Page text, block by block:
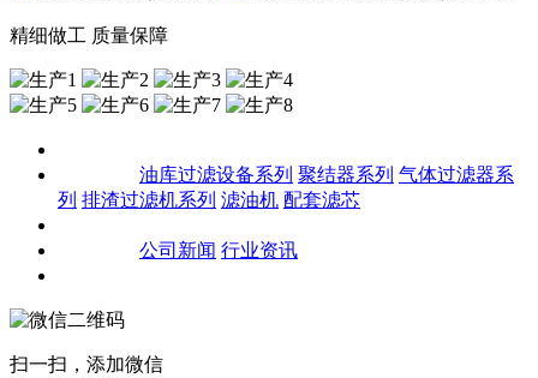
精细做工 质量保障
油库过滤设备系列 聚结器系列 气体过滤器系
列 排渣过滤机系列 滤油机 配套滤芯
公司新闻 行业资讯
扫一扫，添加微信